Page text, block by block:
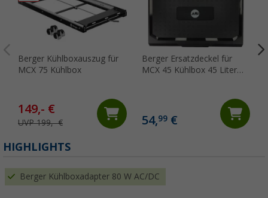
Berger Kühlboxauszug für
MCX 75 Kühlbox
149,- €
UVP 199,- €
Berger Ersatzdeckel für
MCX 45 Kühlbox 45 Liter
54,99€
HIGHLIGHTS
Berger Kühlboxadapter 80 W AC/DC